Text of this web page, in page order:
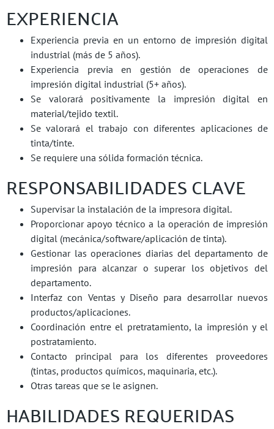
EXPERIENCIA
Experiencia previa en un entorno de impresión digital
industrial (más de 5 años).
Experiencia previa en gestión de operaciones de
impresión digital industrial (5+ años).
Se valorará positivamente la impresión digital en
material/tejido textil.
Se valorará el trabajo con diferentes aplicaciones de
tinta/tinte.
Se requiere una sólida formación técnica.
RESPONSABILIDADES CLAVE
Supervisar la instalación de la impresora digital.
Proporcionar apoyo técnico a la operación de impresión
digital (mecánica/software/aplicación de tinta).
Gestionar las operaciones diarias del departamento de
impresión para alcanzar o superar los objetivos del
departamento.
Interfaz con Ventas y Diseño para desarrollar nuevos
productos/aplicaciones.
Coordinación entre el pretratamiento, la impresión y el
postratamiento.
Contacto principal para los diferentes proveedores
(tintas, productos químicos, maquinaria, etc.).
Otras tareas que se le asignen.
HABILIDADES REQUERIDAS